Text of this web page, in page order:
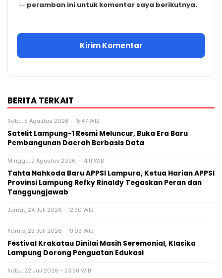
peramban ini untuk komentar saya berikutnya.
BERITA TERKAIT
Rabu, 5 Agustus 2026 - 15:47 WIB
Satelit Lampung-1 Resmi Meluncur, Buka Era Baru
Pembangunan Daerah Berbasis Data
Minggu, 2 Agustus 2026 - 14:11 WIB
Tahta Nahkoda Baru APPSI Lampura, Ketua Harian APPSI
Provinsi Lampung Refky Rinaldy Tegaskan Peran dan
Tanggungjawab
Jumat, 24 Juli 2026 - 12:50 WIB
Kamis, 23 Juli 2026 - 19:03 WIB
Festival Krakatau Dinilai Masih Seremonial, Klasika
Lampung Dorong Penguatan Edukasi
Rabu, 22 Juli 2026 - 23:58 WIB